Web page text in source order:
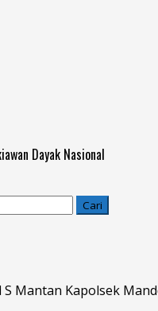
Dayak Nasional
S Mantan Kapolsek